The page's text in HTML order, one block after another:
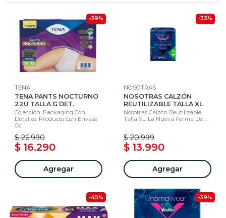
-39%
TENA
TENA PANTS NOCTURNO
22U TALLA G DET.
Colección: Packaging Con
Detalles. Producto Con Envase
Co...
$ 26.990
$ 16.290
Agregar
-33%
NOSOTRAS
NOSOTRAS CALZÓN
REUTILIZABLE TALLA XL
Nosotras Calzón Reutilizable
Talla XL, La Nueva Forma De ...
$ 20.999
$ 13.990
Agregar
-40% -39%